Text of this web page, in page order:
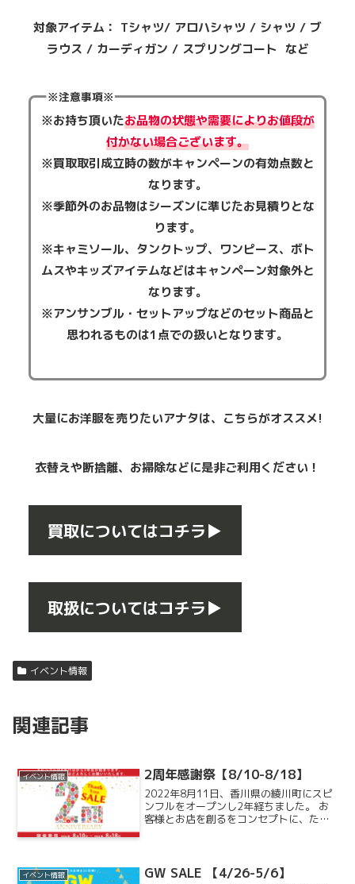
対象アイテム： Tシャツ/ アロハシャツ / シャツ / ブ
ラウス / カーディガン / スプリングコート など
※注意事項※
※お持ち頂いたお品物の状態や需要によりお値段が
付かない場合ございます。
※買取取引成立時の数がキャンペーンの有効点数と
なります。
※季節外のお品物はシーズンに準じたお見積りとな
ります。
※キャミソール、タンクトップ、ワンピース、ボト
ムスやキッズアイテムなどはキャンペーン対象外と
なります。
※アンサンブル・セットアップなどのセット商品と
思われるものは1点での扱いとなります。
大量にお洋服を売りたいアナタは、こちらがオススメ!
衣替えや断捨離、お掃除などに是非ご利用ください！
買取についてはコチラ▶
取扱についてはコチラ▶
イベント情報
関連記事
イベント情報 2周年感謝祭【8/10-8/18】
2022年8月11日、香川県の綾川町にスピ
ンフルをオープンし2年経ちました。 お
客様とお店を創るをコンセプトに、たく
周年感謝祭を開...
イベント情報 GW SALE 【4/26-5/6】